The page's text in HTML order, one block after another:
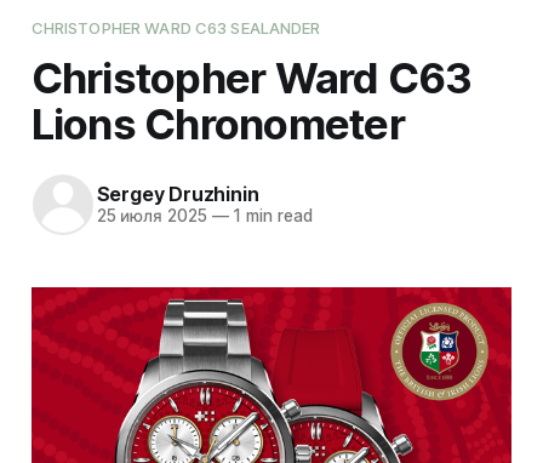
CHRISTOPHER WARD C63 SEALANDER
Christopher Ward C63
Lions Chronometer
Sergey Druzhinin
25 июля 2025 —1 min read